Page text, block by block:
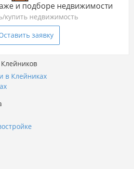
и подборе недвижимости
купить недвижимость
заявку
в Клейниках